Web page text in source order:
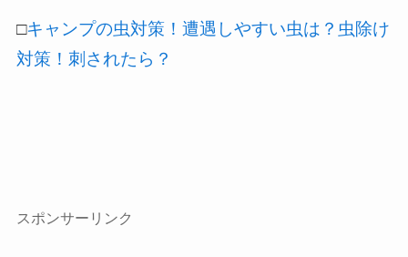
□キャンプの虫対策！遭遇しやすい虫は？虫除け
対策！刺されたら？
スポンサーリンク